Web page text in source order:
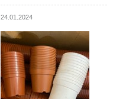
24.01.2024